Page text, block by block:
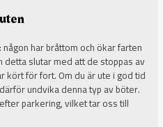
har bråttom och ökar farten
slutar med att de stoppas av
kört för fort. Om du är ute i god tid
undvika denna typ av böter.
parkering, vilket tar oss till